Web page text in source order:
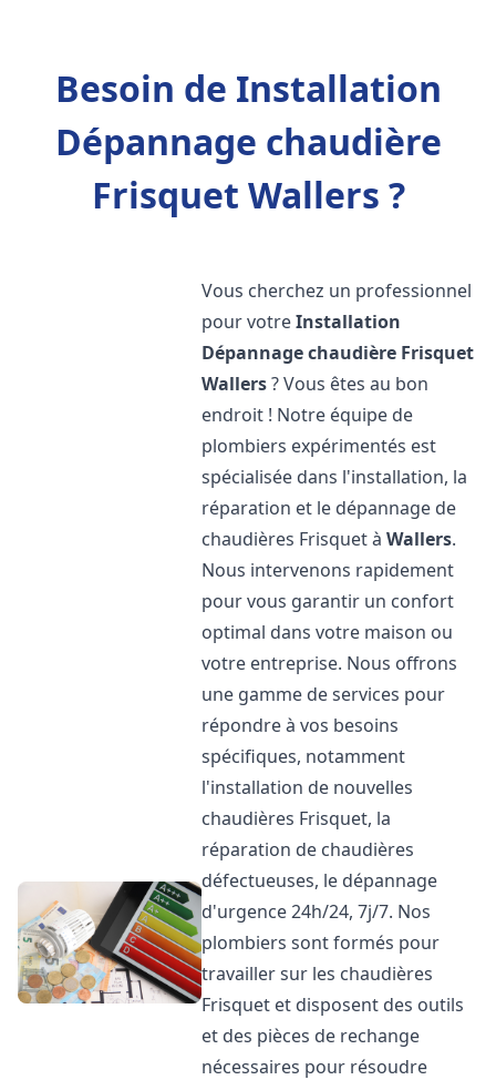
Besoin de Installation
Dépannage chaudière
Frisquet Wallers ?
Vous cherchez un professionnel
pour votreInstallation
Dépannage chaudière Frisquet
Wallers? Vous êtes au bon
endroit ! Notre équipe de
plombiers expérimentés est
spécialisée dans l'installation, la
réparation et le dépannage de
chaudières Frisquet àWallers.
Nous intervenons rapidement
pour vous garantir un confort
optimal dans votre maison ou
votre entreprise. Nous offrons
une gamme de services pour
répondre à vos besoins
spécifiques, notamment
l'installation de nouvelles
chaudières Frisquet, la
réparation de chaudières
défectueuses, le dépannage
d'urgence 24h/24, 7j/7. Nos
plombiers sont formés pour
travailler sur les chaudières
Frisquet et disposent des outils
et des pièces de rechange
nécessaires pour résoudre